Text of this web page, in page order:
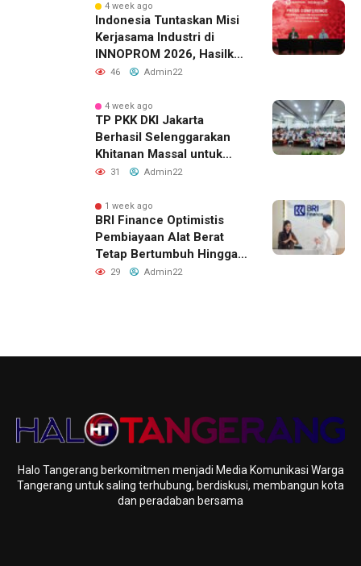
4 week ago
Indonesia Tuntaskan Misi
Kerjasama Industri di
INNOPROM 2026, Hasilkan
Belasan Kerja Sama
46 Admin22
4 week ago
TP PKK DKI Jakarta
Berhasil Selenggarakan
Khitanan Massal untuk
Lebih dari 2.000 Anak:
Raih Penghargaan MURI
31 Admin22
1 week ago
BRI Finance Optimistis
Pembiayaan Alat Berat
Tetap Bertumbuh Hingga
Akhir 2026
29 Admin22
Halo Tangerang berkomitmen menjadi Media Komunikasi Warga
Tangerang untuk saling terhubung, berdiskusi, membangun kota
dan peradaban bersama